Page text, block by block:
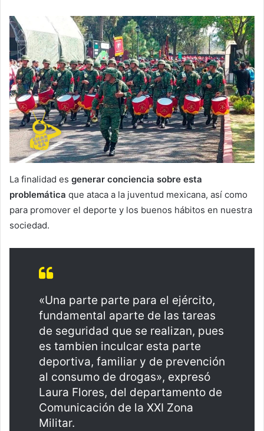
La finalidad es generar conciencia sobre esta
problemática que ataca a la juventud mexicana, así como
para promover el deporte y los buenos hábitos en nuestra
sociedad.
«Una parte parte para el ejército,
fundamental aparte de las tareas
de seguridad que se realizan, pues
es tambien inculcar esta parte
deportiva, familiar y de prevención
al consumo de drogas», expresó
Laura Flores, del departamento de
Comunicación de la XXI Zona
Militar.